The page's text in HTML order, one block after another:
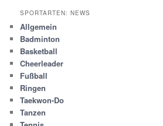
SPORTARTEN: NEWS
Allgemein
Badminton
Basketball
Cheerleader
Fußball
Ringen
Taekwon-Do
Tanzen